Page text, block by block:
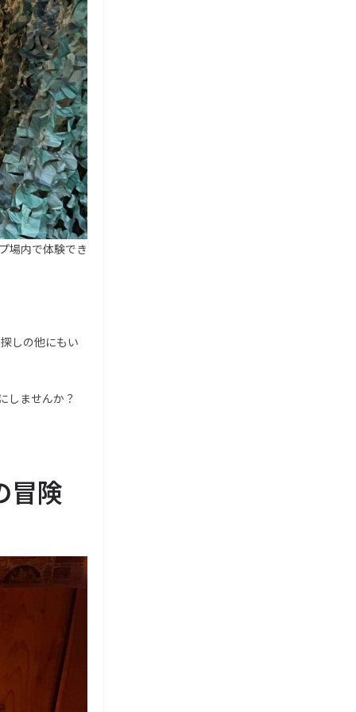
場内で体験でき
しの他にもい
しませんか？
冒険